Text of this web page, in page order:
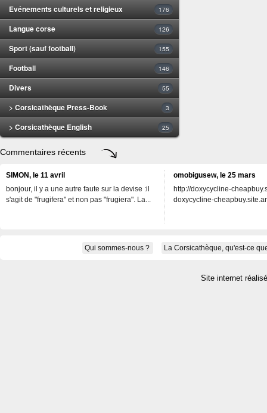
Evénements culturels et religieux 176
Langue corse 126
Sport (sauf football) 155
Football 146
Divers 55
> Corsicathèque Press-Book 3
> Corsicathèque English 25
Commentaires récents
SIMON, le 11 avril
bonjour, il y a une autre faute sur la devise :il
s'agit de "frugifera" et non pas "frugiera". La...
omobigusew, le 25 mars
http://doxycycline-
doxycycline-
Qui sommes-nous ? La Corsicathèque, qu'est-ce
Site internet